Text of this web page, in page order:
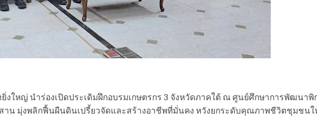
ใหญ่ นำร่องเปิดประเดิมฝึกอบรมเกษตรกร 3 จังหวัดภาคใต้ ณ ศูนย์ศึกษาการพัฒนาพิ
าน มุ่งพลิกฟื้นผืนดินเปรี้ยวจัดและสร้างอาชีพที่มั่นคง หวังยกระดับคุณภาพชีวิตชุมชนใ